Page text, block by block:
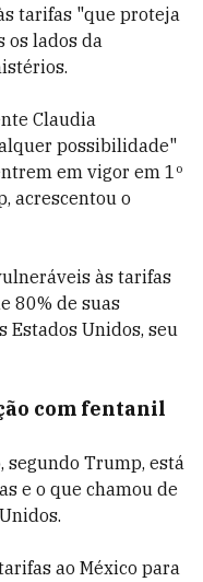
tarifas "que proteja
os lados da
Claudia
possibilidade"
em vigor em 1º
acrescentou o
às tarifas
80% de suas
Estados Unidos, seu
com fentanil
segundo Trump, está
e o que chamou de
ao México para